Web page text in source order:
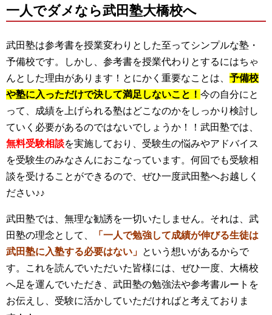
一人でダメなら武田塾大橋校へ
武田塾は参考書を授業変わりとした至ってシンプルな塾・
予備校です。しかし、参考書を授業代わりとするにはちゃ
んとした理由があります！とにかく重要なことは、 予備校
や塾に入っただけで決して満足しないこと！ 今の自分にと
って、成績を上げられる塾はどこなのかをしっかり検討し
ていく必要があるのではないでしょうか！！武田塾では、
無料受験相談を実施しており、受験生の悩みやアドバイス
を受験生のみなさんにおこなっています。何回でも受験相
談を受けることができるので、ぜひ一度武田塾へお越しく
ださい♪♪
武田塾では、無理な勧誘を一切いたしません。それは、武
田塾の理念として、
「一人で勉強して成績が伸びる生徒は
武田塾に入塾する必要はない」 という想いがあるからで
す。これを読んでいただいた皆様には、ぜひ一度、大橋校
へ足を運んでいただき、武田塾の勉強法や参考書ルートを
お伝えし、受験に活かしていただければと考えておりま